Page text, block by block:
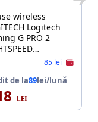
wireless
Logitech
G PRO 2
2, 5 buttons,
100 –
dpi, Max.
>888 ips,
85 lei
de la89lei/lună